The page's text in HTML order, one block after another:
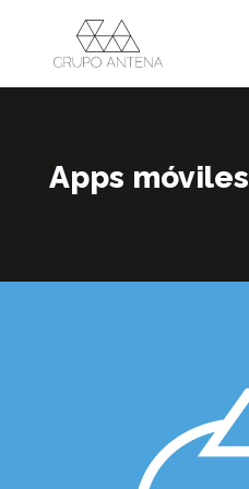
Apps móviles